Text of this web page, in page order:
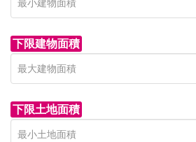
下限建物面積
下限土地面積
青木新築分譲住宅
on call
Price on call